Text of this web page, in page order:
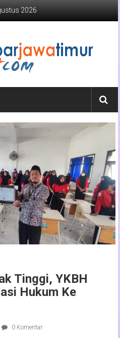
2026
Tinggi, YKBH
Hukum Ke
0 Komentar